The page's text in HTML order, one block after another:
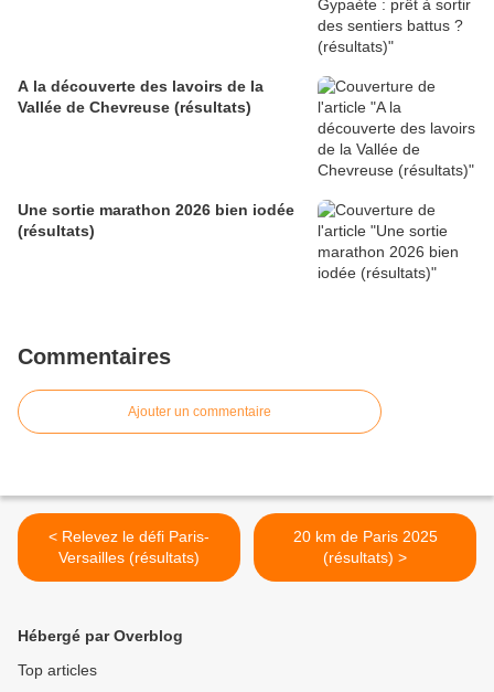
A la découverte des lavoirs de la
Vallée de Chevreuse (résultats)
Une sortie marathon 2026 bien iodée
(résultats)
Commentaires
Ajouter un commentaire
< Relevez le défi Paris-
Versailles (résultats)
20 km de Paris 2025
(résultats) >
Hébergé par Overblog
Top articles